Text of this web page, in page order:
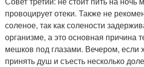
провоцирует отеки. Также не
соленое, так как солености
организме, а это основная причина
мешков под глазами. Вечером, если
принять душ и съесть несколько